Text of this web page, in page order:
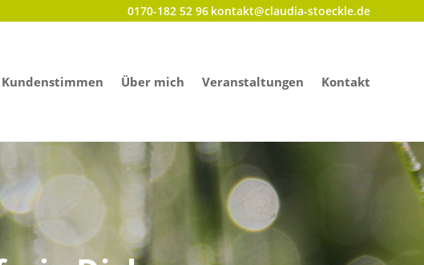
0170-182 52 96 kontakt@claudia-stoeckle.de
Kundenstimmen Über mich Veranstaltungen Kontakt